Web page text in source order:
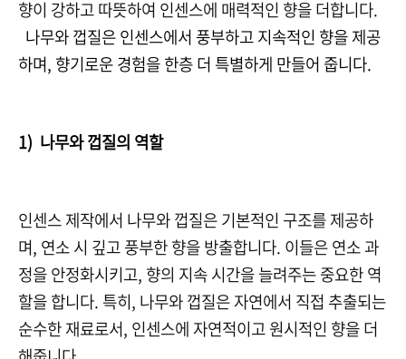
향이 강하고 따뜻하여 인센스에 매력적인 향을 더합니다.
나무와 껍질은 인센스에서 풍부하고 지속적인 향을 제공
하며, 향기로운 경험을 한층 더 특별하게 만들어 줍니다.
1) 나무와 껍질의 역할
인센스 제작에서 나무와 껍질은 기본적인 구조를 제공하
며, 연소 시 깊고 풍부한 향을 방출합니다. 이들은 연소 과
정을 안정화시키고, 향의 지속 시간을 늘려주는 중요한 역
할을 합니다. 특히, 나무와 껍질은 자연에서 직접 추출되는
순수한 재료로서, 인센스에 자연적이고 원시적인 향을 더